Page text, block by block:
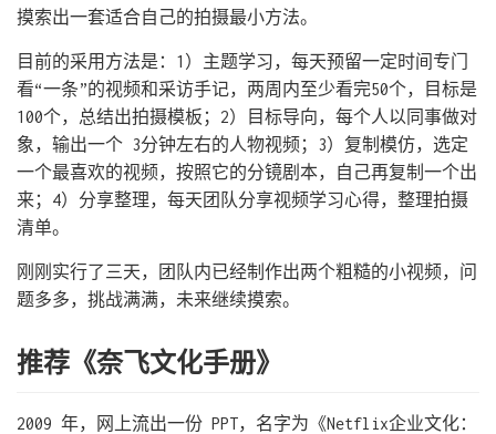
摸索出一套适合自己的拍摄最小方法。
目前的采用方法是：1）主题学习，每天预留一定时间专门
看“一条”的视频和采访手记，两周内至少看完50个，目标是
100个，总结出拍摄模板；2）目标导向，每个人以同事做对
象，输出一个 3分钟左右的人物视频；3）复制模仿，选定
一个最喜欢的视频，按照它的分镜剧本，自己再复制一个出
来；4）分享整理，每天团队分享视频学习心得，整理拍摄
清单。
刚刚实行了三天，团队内已经制作出两个粗糙的小视频，问
题多多，挑战满满，未来继续摸索。
推荐《奈飞文化手册》
2009 年，网上流出一份 PPT，名字为《Netflix企业文化：